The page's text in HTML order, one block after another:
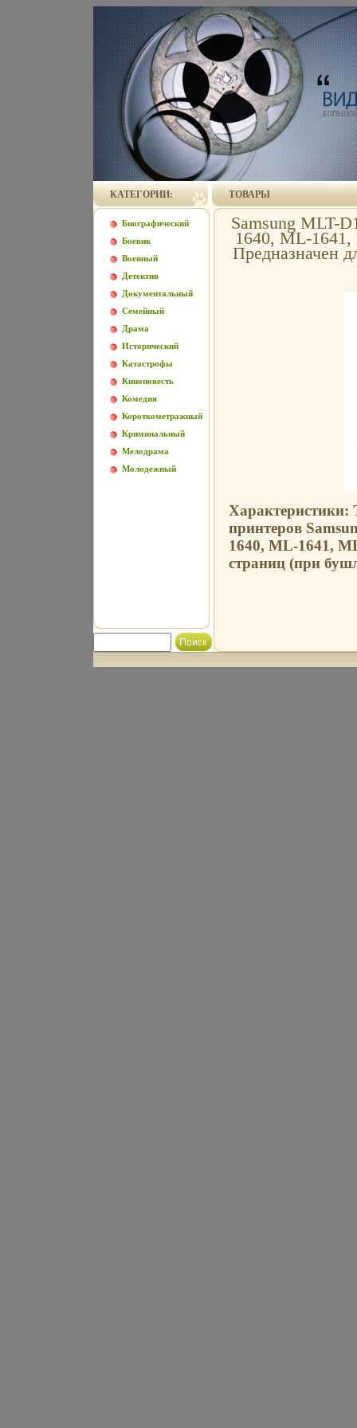
КАТЕГОРИИ:
Биографический
Боевик
Военный
Детектив
Документальный
Семейный
Драма
Исторический
Катастрофы
Киноповесть
Комедия
Короткометражный
Криминальный
Мелодрама
Молодежный
ТОВАРЫ
Samsung MLT-
1640, ML-1641,
Предназначен
Характеристики:
принтеров
1640, ML-1641,
страниц (при